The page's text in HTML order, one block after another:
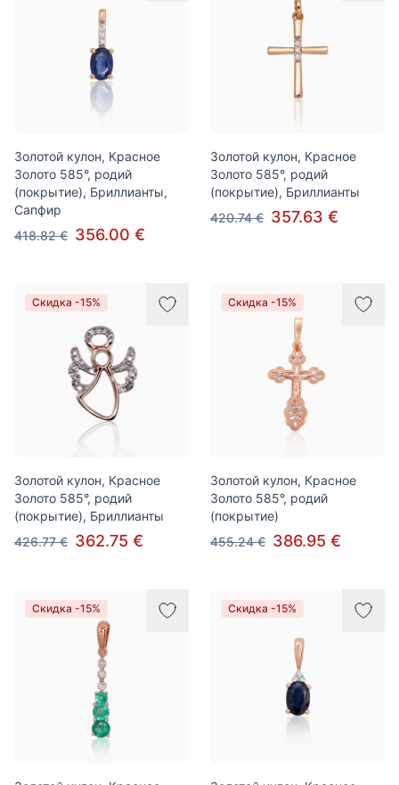
Золотой кулон, Красное
Золото 585°, родий
(покрытие), Бриллианты,
Сапфир
418.82 € 356.00 €
Золотой кулон, Красное
Золото 585°, родий
(покрытие), Бриллианты
420.74 € 357.63 €
Скидка -15%
Золотой кулон, Красное
Золото 585°, родий
(покрытие), Бриллианты
426.77 € 362.75 €
Скидка -15%
Золотой кулон, Красное
Золото 585°, родий
(покрытие)
455.24 € 386.95 €
Скидка -15% Скидка -15%